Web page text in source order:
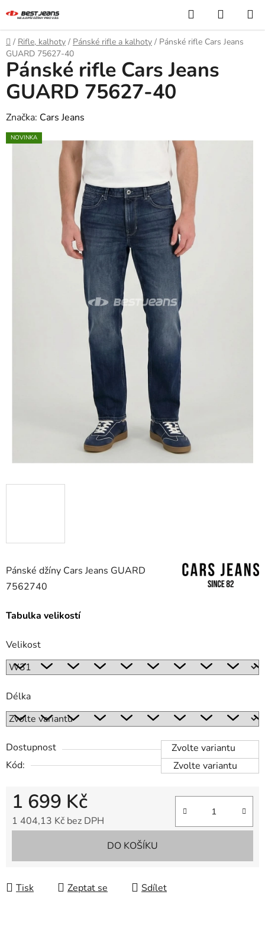
na
obsah
Hledat
KOŠÍK
Domů
/ Rifle, kalhoty / Pánské rifle a kalhoty / Pánské rifle Cars Jeans
GUARD 75627-40
Pánské džíny Cars Jeans GUARD
7562740
Tabulka velikostí
Velikost
Délka
Dostupnost
Zvolte variantu
Kód:
Zvolte variantu
1 699 Kč
1 404,13 Kč bez DPH
DO KOŠÍKU
Tisk Zeptat se Sdílet
Pánské rifle Cars Jeans
GUARD 75627-40
Značka: Cars Jeans
NOVINKA